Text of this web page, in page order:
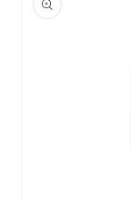
información